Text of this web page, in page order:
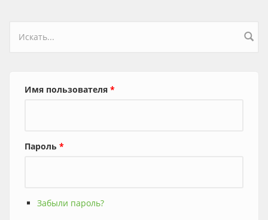
Форма поиска
Имя пользователя *
Пароль *
Забыли пароль?